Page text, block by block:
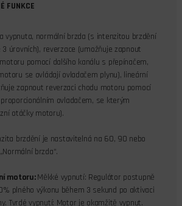
FUNKCE
vypnuta, normální brzda (s intenzitou brzdění
úrovních), reverzace (umožňuje zapnout
pomocí dalšího kanálu s přepínačem,
se ovládají ovladačem plynu), lineární
zapnout reverzaci chodu motoru pomocí
ovladačem, se kterým
otáčky motoru).
brzdění je nastavitelná na 60, 90 nebo
brzda“.
motoru:Měkké vypnutí: Regulátor postupně
plného výkonu během 3 sekund po aktivaci
Tvrdé vypnutí: Motor je okamžitě vypnut.